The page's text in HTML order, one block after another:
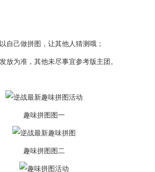
己做拼图，让其他人猜测哦；
为准，其他未尽事宜参考版主团。
趣味拼图图一
趣味拼图图二